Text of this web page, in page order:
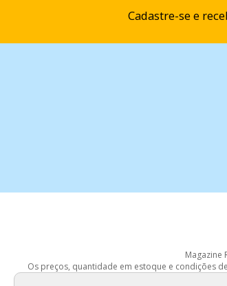
Cadastre-se e
Magazine
Os preços, quantidade em estoque e condições